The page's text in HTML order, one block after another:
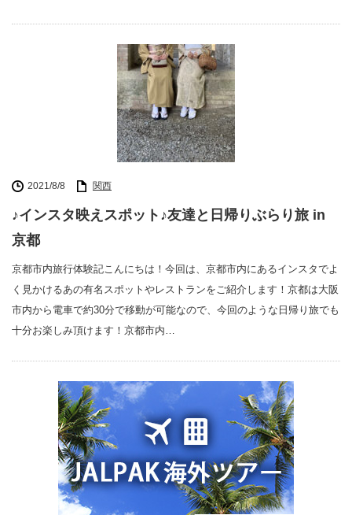
2021/8/8 関西
♪インスタ映えスポット♪友達と日帰りぶらり旅 in
京都
京都市内旅行体験記こんにちは！今回は、京都市内にあるインスタでよ
く見かけるあの有名スポットやレストランをご紹介します！京都は大阪
市内から電車で約30分で移動が可能なので、今回のような日帰り旅でも
十分お楽しみ頂けます！京都市内…